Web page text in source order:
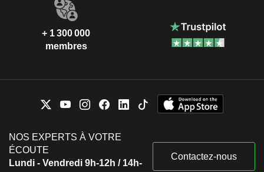
+ 1 300 000
membres
NOS EXPERTS À VOTRE
ÉCOUTE
Lundi - Vendredi 9h-12h / 14h-
Contactez-nous